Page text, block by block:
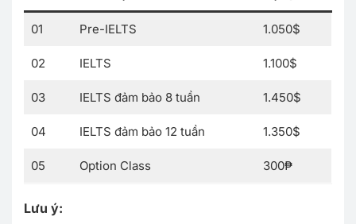
01 Pre-IELTS 1.050$
02 IELTS 1.100$
03 IELTS đảm bảo 8 tuần 1.450$
04 IELTS đảm bảo 12 tuần 1.350$
05 Option Class 300₱
Lưu ý: